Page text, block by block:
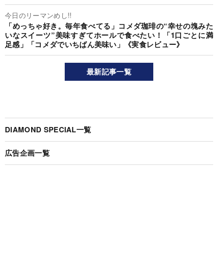
今日のリーマンめし!!
「めっちゃ好き。毎年食べてる」コメダ珈琲の“幸せの塊みた
いなスイーツ”美味すぎてホールで食べたい！「1口ごとに満
足感」「コメダでいちばん美味い」《実食レビュー》
最新記事一覧
DIAMOND SPECIAL一覧
広告企画一覧